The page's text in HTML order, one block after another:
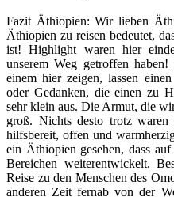
Fazit Äthiopien: Wir lieben
Äthiopien zu reisen bedeutet,
ist! Highlight waren hier
unserem Weg getroffen
einem hier zeigen, lassen
oder Gedanken, die einen zu
sehr klein aus. Die Armut, die
groß. Nichts desto trotz
hilfsbereit, offen und
ein Äthiopien gesehen, dass
Bereichen weiterentwickelt.
Reise zu den Menschen des
anderen Zeit fernab von der